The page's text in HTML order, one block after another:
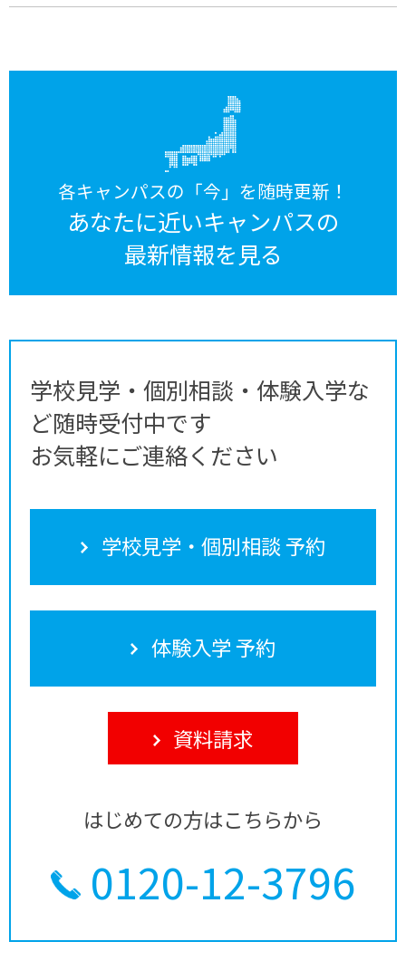
各キャンパスの「今」を随時更新！
あなたに近いキャンパスの
最新情報を見る
学校見学・個別相談・体験入学な
ど随時受付中です
お気軽にご連絡ください
学校見学・個別相談 予約
体験入学 予約
資料請求
はじめての方はこちらから
0120-12-3796